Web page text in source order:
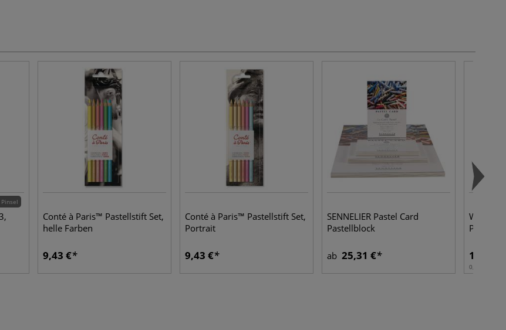
Pinsel
Conté à Paris™ Pastellstift Set,
helle Farben
9,43 €
Conté à Paris™ Pastellstift Set,
Portrait
9,43 €
SENNELIER Pastel Card
Pastellblock
ab 25,31 € 15,68 €
0,40 l | 1 l: